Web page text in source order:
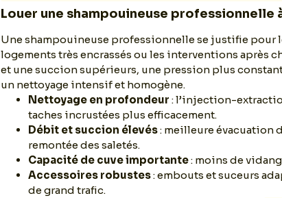
Louer une shampouineuse professionnelle
Une shampouineuse professionnelle se justifie pour
logements très encrassés ou les interventions après
et une succion supérieurs, une pression plus
un nettoyage intensif et homogène.
Nettoyage en profondeur : l’injection-
taches incrustées plus efficacement.
Débit et succion élevés: meilleure évacuation
remontée des saletés.
Capacité de cuve importante: moins de
Accessoires robustes: embouts et suceurs
de grand trafic.